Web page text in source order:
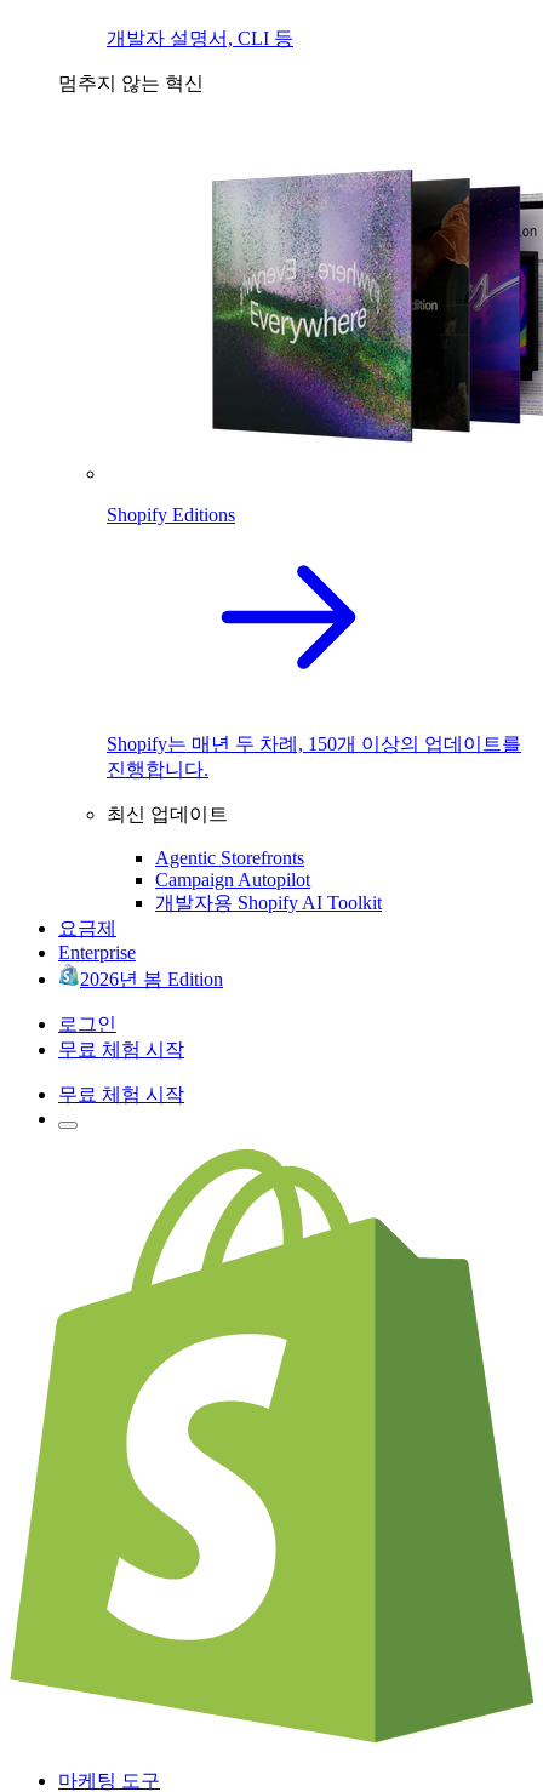
개발자 설명서, CLI 등
멈추지 않는 혁신
Shopify Editions
Shopify는 매년 두 차례, 150개 이상의 업데이트를
진행합니다.
최신 업데이트
Agentic Storefronts
Campaign Autopilot
개발자용 Shopify AI Toolkit
요금제
Enterprise
2026년 봄 Edition
로그인
무료 체험 시작
무료 체험 시작
마케팅 도구